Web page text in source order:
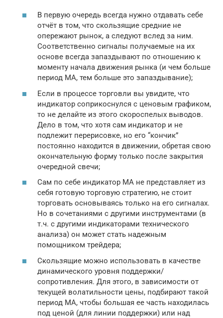
В первую очередь всегда нужно отдавать себе
отчёт в том, что скользящие средние не
опережают рынок, а следуют вслед за ним.
Соответственно сигналы получаемые на их
основе всегда запаздывают по отношению к
моменту начала движения рынка (и чем больше
период МА, тем больше это запаздывание);
Если в процессе торговли вы увидите, что
индикатор соприкоснулся с ценовым графиком,
то не делайте из этого скороспелых выводов.
Дело в том, что хотя сам индикатор и не
подлежит перерисовке, но его “кончик”
постоянно находится в движении, обретая свою
окончательную форму только после закрытия
очередной свечи;
Сам по себе индикатор МА не представляет из
себя готовую торговую стратегию, не стоит
торговать основываясь только на его сигналах.
Но в сочетаниями с другими инструментами (в
т.ч. с другими индикаторами технического
анализа) он может стать надежным
помощником трейдера;
Скользящие можно использовать в качестве
динамического уровня поддержки/
сопротивления. Для этого, в зависимости от
текущей волатильности цены, подбирают такой
период МА, чтобы большая ее часть находилась
под ценой (для линии поддержки) или над